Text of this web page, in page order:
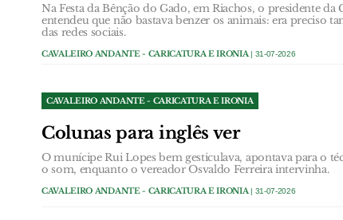
Na Festa da Bênção do Gado, em Riachos, o presidente da
entendeu que não bastava benzer os animais: era preciso
das redes sociais.
CAVALEIRO ANDANTE - CARICATURA E IRONIA | 31-07-2026
CAVALEIRO ANDANTE - CARICATURA E IRONIA
Colunas para inglês ver
O munícipe Rui Lopes bem gesticulava, apontava para o
o som, enquanto o vereador Osvaldo Ferreira intervinha.
CAVALEIRO ANDANTE - CARICATURA E IRONIA | 31-07-2026